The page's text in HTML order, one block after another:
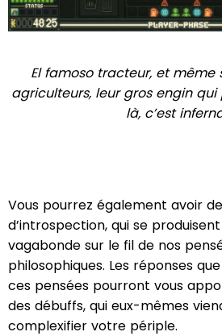
El famoso tracteur, et même
agriculteurs, leur gros engin
là, c’est
Vous pourrez également avoir
d’introspection, qui se
vagabonde sur le fil de nos
philosophiques. Les réponses
ces pensées pourront vous
des débuffs, qui eux-mêmes
complexifier votre périple.